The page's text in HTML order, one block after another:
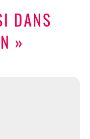
DANS
»